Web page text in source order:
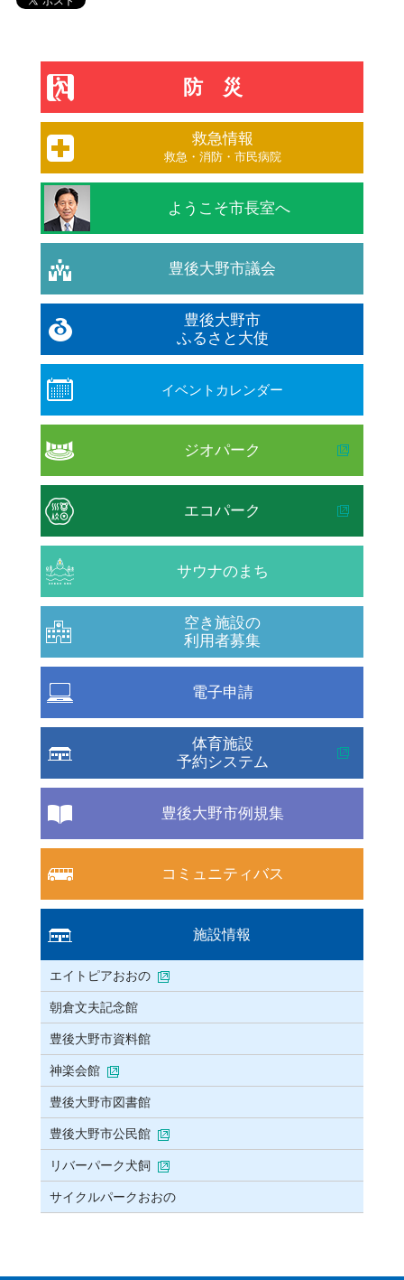
防災
救急情報
救急・消防・市民病院
ようこそ市長室へ
豊後大野市議会
豊後大野市
ふるさと大使
イベントカレンダー
ジオパーク
エコパーク
サウナのまち
空き施設の
利用者募集
電子申請
体育施設
予約システム
豊後大野市例規集
コミュニティバス
施設情報
エイトピアおおの
朝倉文夫記念館
豊後大野市資料館
神楽会館
豊後大野市図書館
豊後大野市公民館
リバーパーク犬飼
サイクルパークおおの